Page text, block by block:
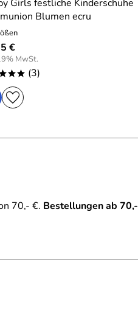
Girls festliche Kinderschuhe
Blumen ecru
€
MwSt.
(3)
70,- €. Bestellungen ab